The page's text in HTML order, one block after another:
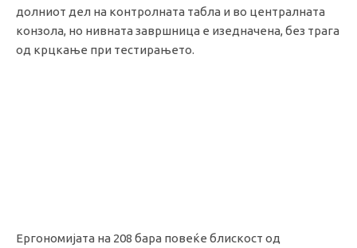
долниот дел на контролната табла и во централната
конзола, но нивната завршница е изедначена, без трага
од крцкање при тестирањето.
Ергономијата на 208 бара повеќе блискост од